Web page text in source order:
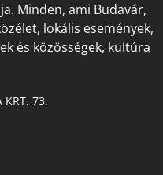
Minden, ami Budavár,
lokális események,
és közösségek, kultúra
KRT. 73.